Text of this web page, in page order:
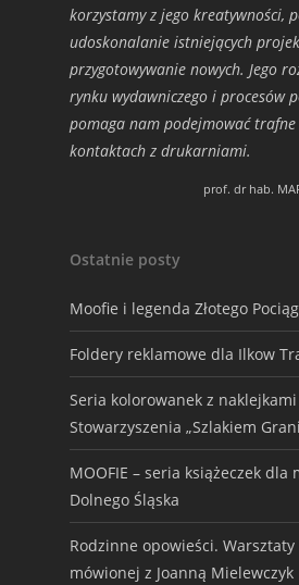
korzystamy z jego kreatywności,
udoskonalanie istniejących
przygotowywanie nowych. Jego
rynku wydawniczego i procesów
pomaga nam podejmować trafne
kontaktach z drukarniami.
prof. dr hab.
Ostatnie posty
Moofie i legenda Złotego
Foldery reklamowe dla Ilkow
Seria kolorowanek z
Stowarzyszenia „Szlakiem
MOOFIE – seria książeczek dla
Dolnego Śląska
Rodzinne opowieści.
mówionej z Joanną Mielewczyk